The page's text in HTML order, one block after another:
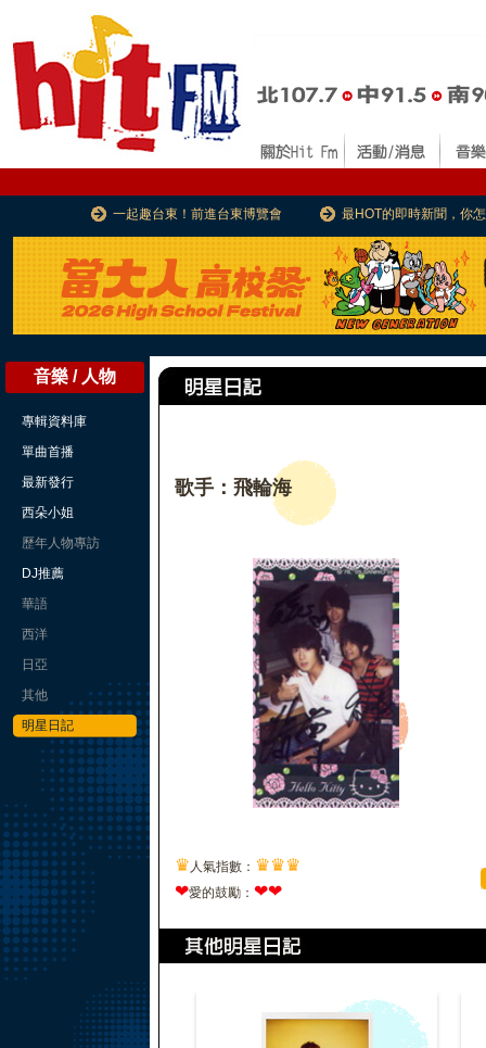
一起趣台東！前進台東博覽會 最HOT的即時新聞，你
音樂 / 人物
專輯資料庫
單曲首播
最新發行
西朵小姐
歷年人物專訪
DJ推薦
華語
西洋
日亞
其他
明星日記
歌手：飛輪海
♛ 人氣指數： ♛♛♛
❤愛的鼓勵： ❤❤